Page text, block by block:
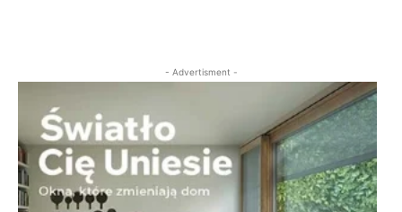
- Advertisment -